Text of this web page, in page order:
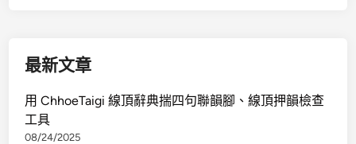
何
理
最新文章
用 ChhoeTaigi 線頂辭典揣四句聯韻腳、線頂押韻檢查
工具
08/24/2025